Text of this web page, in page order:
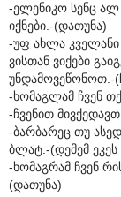
-ელენიკო სენც ალ
იქნები.-(დათუნა)
-უფ ახლა
ვისთან ვიქები
უნდამოვეწონოთ.-
-ხომაგლამ ჩვენ
-ჩვენით
-ბარბარეც თუ
ბლატ.-(დემემ
-ხომაგრამ ჩვენ
(დათუნა)